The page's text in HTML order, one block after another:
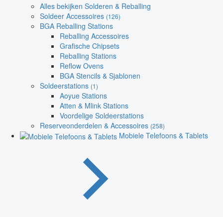
Alles bekijken Solderen & Reballing
Soldeer Accessoires (126)
BGA Reballing Stations
Reballing Accessoires
Grafische Chipsets
Reballing Stations
Reflow Ovens
BGA Stencils & Sjablonen
Soldeerstations (1)
Aoyue Stations
Atten & Mlink Stations
Voordelige Soldeerstations
Reserveonderdelen & Accessoires (258)
Mobiele Telefoons & Tablets